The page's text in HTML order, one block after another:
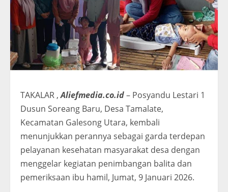
TAKALAR ,Aliefmedia.co.id– Posyandu Lestari 1
Dusun Soreang Baru, Desa Tamalate,
Kecamatan Galesong Utara, kembali
menunjukkan perannya sebagai garda terdepan
pelayanan kesehatan masyarakat desa dengan
menggelar kegiatan penimbangan balita dan
pemeriksaan ibu hamil, Jumat, 9 Januari 2026.